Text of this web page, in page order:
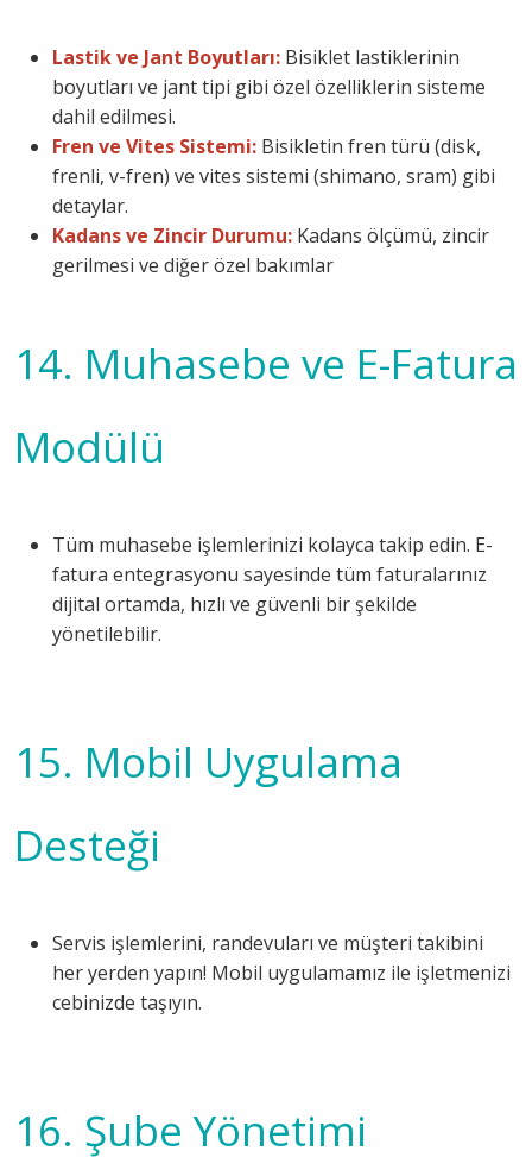
Lastik ve Jant Boyutları: Bisiklet lastiklerinin
boyutları ve jant tipi gibi özel özelliklerin sisteme
dahil edilmesi.
Fren ve Vites Sistemi: Bisikletin fren türü (disk,
frenli, v-fren) ve vites sistemi (shimano, sram) gibi
detaylar.
Kadans ve Zincir Durumu: Kadans ölçümü, zincir
gerilmesi ve diğer özel bakımlar
14. Muhasebe ve E-Fatura
Modülü
Tüm muhasebe işlemlerinizi kolayca takip edin. E-
fatura entegrasyonu sayesinde tüm faturalarınız
dijital ortamda, hızlı ve güvenli bir şekilde
yönetilebilir.
15. Mobil Uygulama
Desteği
Servis işlemlerini, randevuları ve müşteri takibini
her yerden yapın! Mobil uygulamamız ile işletmenizi
cebinizde taşıyın.
16. Şube Yönetimi